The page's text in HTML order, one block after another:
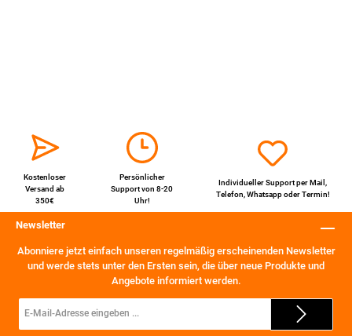
Kostenloser
Versand ab
350€
Persönlicher
Support von 8-20
Uhr!
Individueller Support perMail,
Telefon,WhatsappoderTermin!
Newsletter
Abonniere jetzt einfach unseren regelmäßig erscheinenden Newsletter
und werde stets unter den Ersten sein, die über neue Produkte und
Angebote informiert werden.